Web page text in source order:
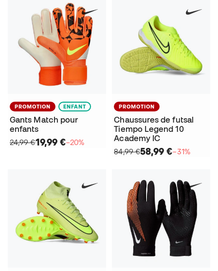
PROMOTION ENFANT
Gants Match pour
enfants
24,99 €19,99 €−20%
PROMOTION
Chaussures de futsal
Tiempo Legend 10
Academy IC
84,99 €58,99 €−31%